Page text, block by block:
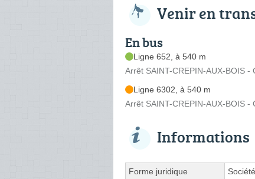
Venir en
En bus
Ligne 652, à 540 m
Arrêt SAINT-CREPIN-AUX-BOIS -
Ligne 6302, à 540 m
Arrêt SAINT-CREPIN-AUX-BOIS -
Informations
Forme juridique